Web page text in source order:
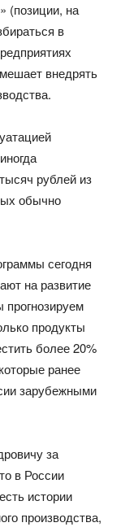
(позиции, на
в
внедрять
рублей из
обычно
сегодня
на развитие
прогнозируем
продукты
более 20%
ранее
зарубежными
за
в России
истории
производства,